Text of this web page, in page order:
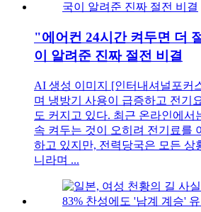
"에어컨 24시간 켜두면 더
이 알려준 진짜 절전 비결
AI 생성 이미지 [인터내셔널포커
며 냉방기 사용이 급증하고 전기
도 커지고 있다. 최근 온라인에서
속 켜두는 것이 오히려 전기료를
하고 있지만, 전력당국은 모든 상
니라며 ...